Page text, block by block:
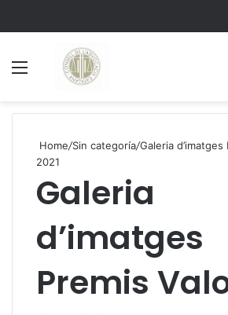
Home/Sin categoría/Galeria d’imatges
2021
Galeria
d’imatges
Premis